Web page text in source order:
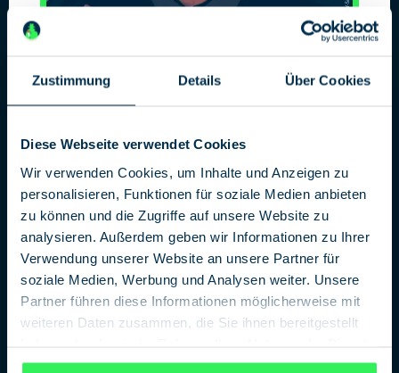
Zustimmung Details Über Cookies
Diese Webseite verwendet Cookies
Wir verwenden Cookies, um Inhalte und Anzeigen zu
personalisieren, Funktionen für soziale Medien anbieten
zu können und die Zugriffe auf unsere Website zu
analysieren. Außerdem geben wir Informationen zu Ihrer
Verwendung unserer Website an unsere Partner für
soziale Medien, Werbung und Analysen weiter. Unsere
Partner führen diese Informationen möglicherweise mit
weiteren Daten zusammen, die Sie ihnen bereitgestellt
gesammelt haben.Datenschutzerklärung
Russische Geheimdienste in
Deutschland
Damals und Heute
Russische Geheimdienste haben in Deutschland eine lange
Tradition: Schon unter dem Zaren suchte die berüchtigte
Ochrana nach Polit-Emigranten im Kaiserreich, die
Bolschewisten taten es ihr in den 1920er-Jahre gleich. Nach
dem Zweiten Weltkrieg baute der sowjetische Geheimdienst
die Staatssicherheit der DDR auf, leitete sie an und ließ sich